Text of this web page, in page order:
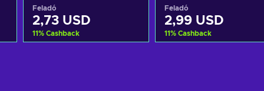
Feladó
2,73 USD
11% Cashback
Feladó
2,99 USD
11% Cashback